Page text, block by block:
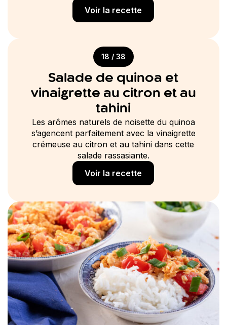
Voir la recette
18 / 38
Salade de quinoa et
vinaigrette au citron et au
tahini
Les arômes naturels de noisette du quinoa
s’agencent parfaitement avec la vinaigrette
crémeuse au citron et au tahini dans cette
salade rassasiante.
Voir la recette